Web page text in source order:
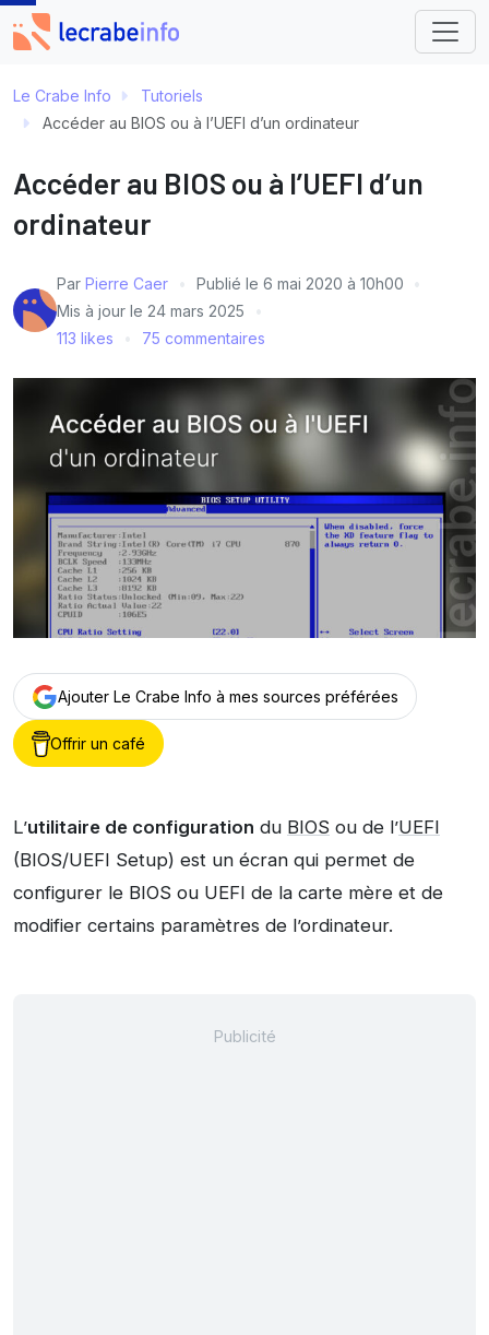
Le Crabe Info
Tutoriels
Accéder au BIOS ou à l’UEFI d’un ordinateur
Accéder au BIOS ou à l’UEFI d’un
ordinateur
Par Pierre Caer Publié le 6 mai 2020 à 10h00
Mis à jour le 24 mars 2025
113 likes
75 commentaires
Ajouter Le Crabe Info à mes sources préférées
Offrir un café
L’utilitaire de configuration du BIOS ou de l’UEFI
(BIOS/UEFI Setup) est un écran qui permet de
configurer le BIOS ou UEFI de la carte mère et de
modifier certains paramètres de l’ordinateur.